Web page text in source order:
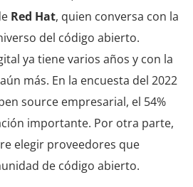
Red Hat, quien conversa con la
del código abierto.
ya tiene varios años y con la
más. En la encuesta del 2022
source empresarial, el 54%
importante. Por otra parte,
elegir proveedores que
de código abierto.